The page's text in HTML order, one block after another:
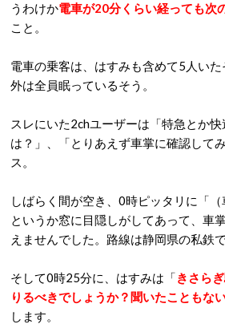
うわけか電車が20分くらい経っても次
こと。
電車の乗客は、はすみも含めて5人い
外は全員眠っているそう。
スレにいた2chユーザーは「特急とか
は？」、「とりあえず車掌に確認して
ス。
しばらく間が空き、0時ピッタリに「
というか窓に目隠しがしてあって、車
えませんでした。路線は静岡県の私鉄
そして0時25分に、はすみは「きさら
りるべきでしょうか？聞いたこともな
します。